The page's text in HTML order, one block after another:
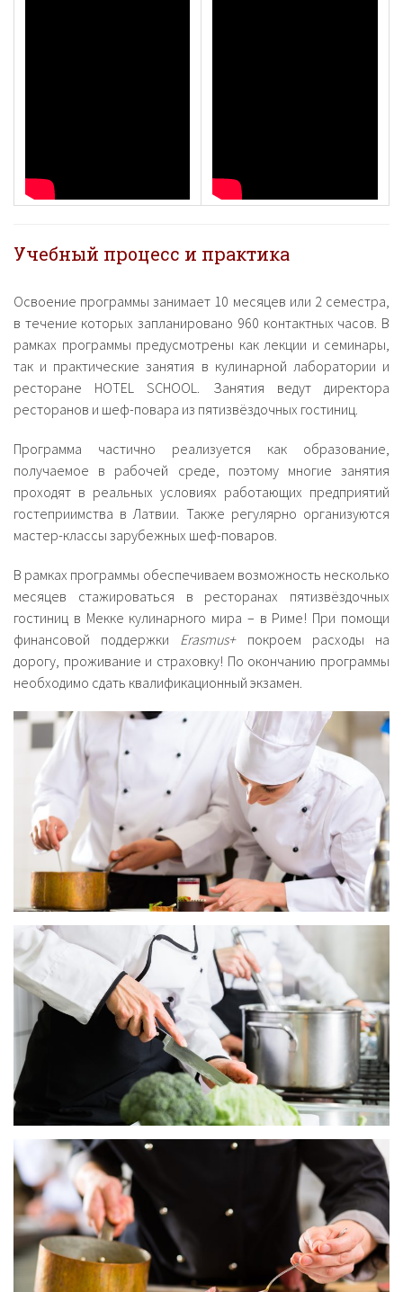
Учебный процесс и практика
Освоение программы занимает 10 месяцев или 2 семестра,
в течение которых запланировано 960 контактных часов. В
рамках программы предусмотрены как лекции и семинары,
так и практические занятия в кулинарной лаборатории и
ресторане HOTEL SCHOOL. Занятия ведут директора
ресторанов и шеф-повара из пятизвёздочных гостиниц.
Программа частично реализуется как образование,
получаемое в рабочей среде, поэтому многие занятия
проходят в реальных условиях работающих предприятий
гостеприимства в Латвии. Также регулярно организуются
мастер-классы зарубежных шеф-поваров.
В рамках программы обеспечиваем возможность несколько
месяцев стажироваться в ресторанах пятизвёздочных
гостиниц в Мекке кулинарного мира – в Риме! При помощи
финансовой поддержки Erasmus+покроем расходы на
дорогу, проживание и страховку! По окончанию программы
необходимо сдать квалификационный экзамен.